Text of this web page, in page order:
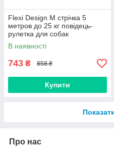
Flexi Design M стрічка 5
метров до 25 кг повідець-
рулетка для собак
В наявності
743 ₴ 858 ₴
Купити
Про нас